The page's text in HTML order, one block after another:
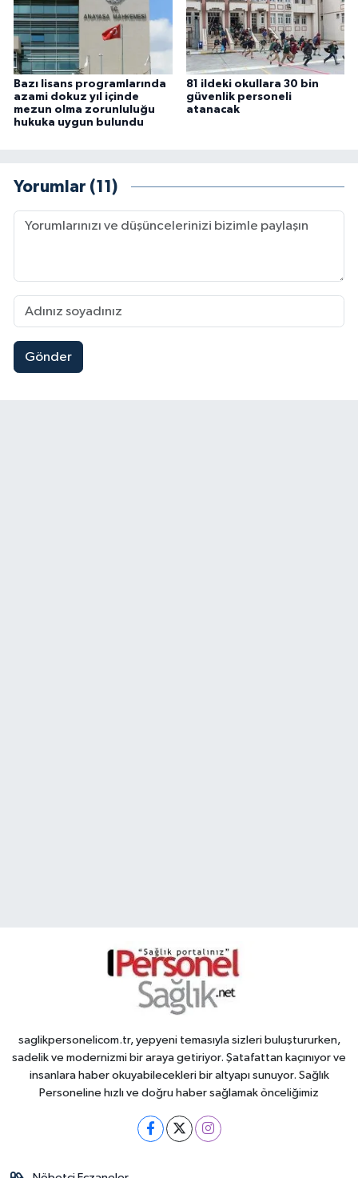
Bazı lisans programlarında
azami dokuz yıl içinde
mezun olma zorunluluğu
hukuka uygun bulundu
81 ildeki okullara 30 bin
güvenlik personeli
atanacak
Yorumlar (11)
Gönder
saglikpersonelicom.tr, yepyeni temasıyla sizleri buluştururken,
sadelik ve modernizmi bir araya getiriyor. Şatafattan kaçınıyor ve
insanlara haber okuyabilecekleri bir altyapı sunuyor. Sağlık
Personeline hızlı ve doğru haber sağlamak önceliğimiz